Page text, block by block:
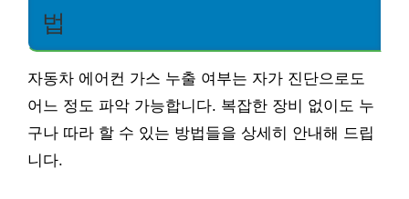
법
자동차 에어컨 가스 누출 여부는 자가 진단으로도
어느 정도 파악 가능합니다. 복잡한 장비 없이도 누
구나 따라 할 수 있는 방법들을 상세히 안내해 드립
니다.